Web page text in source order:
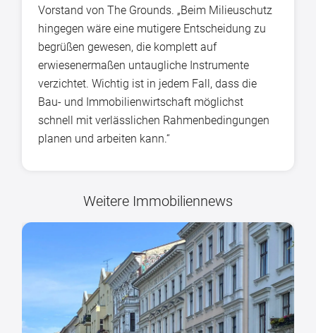
Vorstand von The Grounds. „Beim Milieuschutz
hingegen wäre eine mutigere Entscheidung zu
begrüßen gewesen, die komplett auf
erwiesenermaßen untaugliche Instrumente
verzichtet. Wichtig ist in jedem Fall, dass die
Bau- und Immobilienwirtschaft möglichst
schnell mit verlässlichen Rahmenbedingungen
planen und arbeiten kann.“
Weitere Immobiliennews